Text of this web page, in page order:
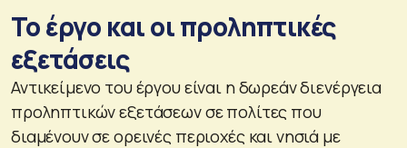
Το έργο και οι προληπτικές
εξετάσεις
Αντικείμενο του έργου είναι η δωρεάν διενέργεια
προληπτικών εξετάσεων σε πολίτες που
διαμένουν σε ορεινές περιοχές και νησιά με